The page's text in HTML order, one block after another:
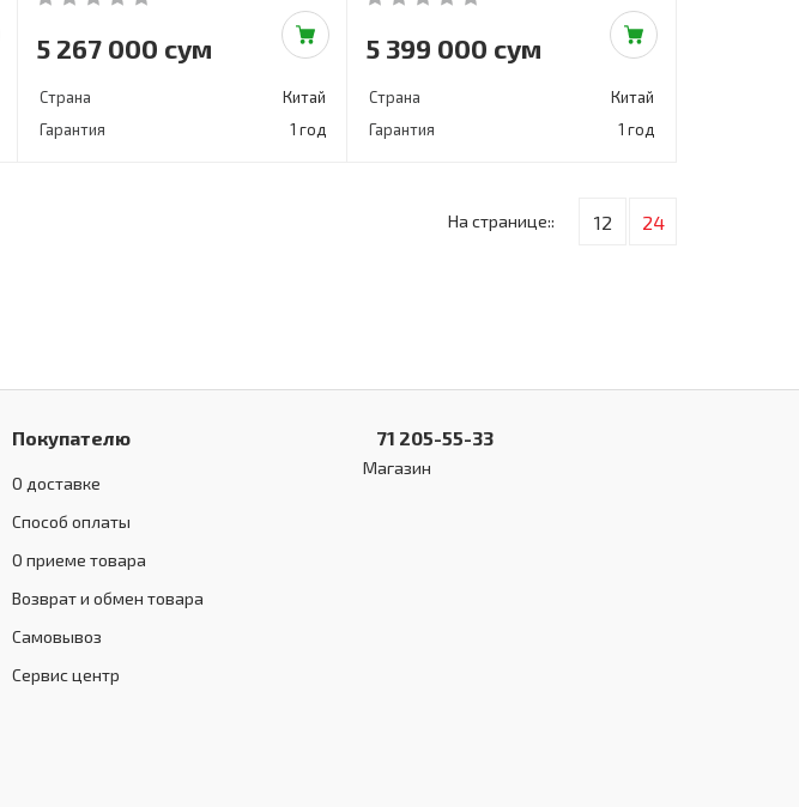
5 267 000 сум
Страна
Китай
Гарантия
1 год
5 399 000 сум
Страна
Китай
Гарантия
1 год
На странице:: 12 24
Покупателю
О доставке
Способ оплаты
О приеме товара
Возврат и обмен товара
Самовывоз
Сервис центр
71 205-55-33
Магазин